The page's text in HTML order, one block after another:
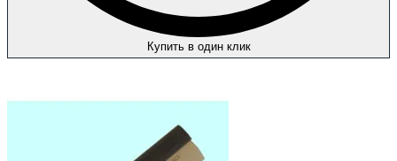
Купить в один клик